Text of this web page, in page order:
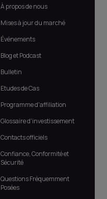
À propos de nous
Mises à jour du marché
Événements
Blog et Podcast
Bulletin
Etudes de Cas
Programme d'affiliation
Glossaire d'investissement
Contacts officiels
Confiance, Conformité et
Sécurité
Questions Fréquemment
Posées